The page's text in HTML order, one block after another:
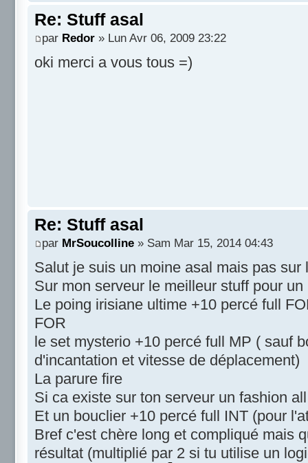
Re: Stuff asal
par Redor » Lun Avr 06, 2009 23:22
oki merci a vous tous =)
Re: Stuff asal
par MrSoucolline » Sam Mar 15, 2014 04:43
Salut je suis un moine asal mais pas sur
Sur mon serveur le meilleur stuff pour
Le poing irisiane ultime +10 percé full
FOR
le set mysterio +10 percé full MP ( sauf
d'incantation et vitesse de déplacement)
La parure fire
Si ca existe sur ton serveur un fashion
Et un bouclier +10 percé full INT (pour
Bref c'est chère long et compliqué mais
résultat (multiplié par 2 si tu utilise un